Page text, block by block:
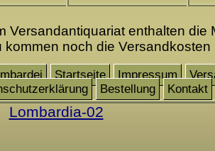
Versandantiquariat enthalten die
kommen noch die Versandkosten
Startseite Impressum
Bestellung Kontakt
Lombardia-02